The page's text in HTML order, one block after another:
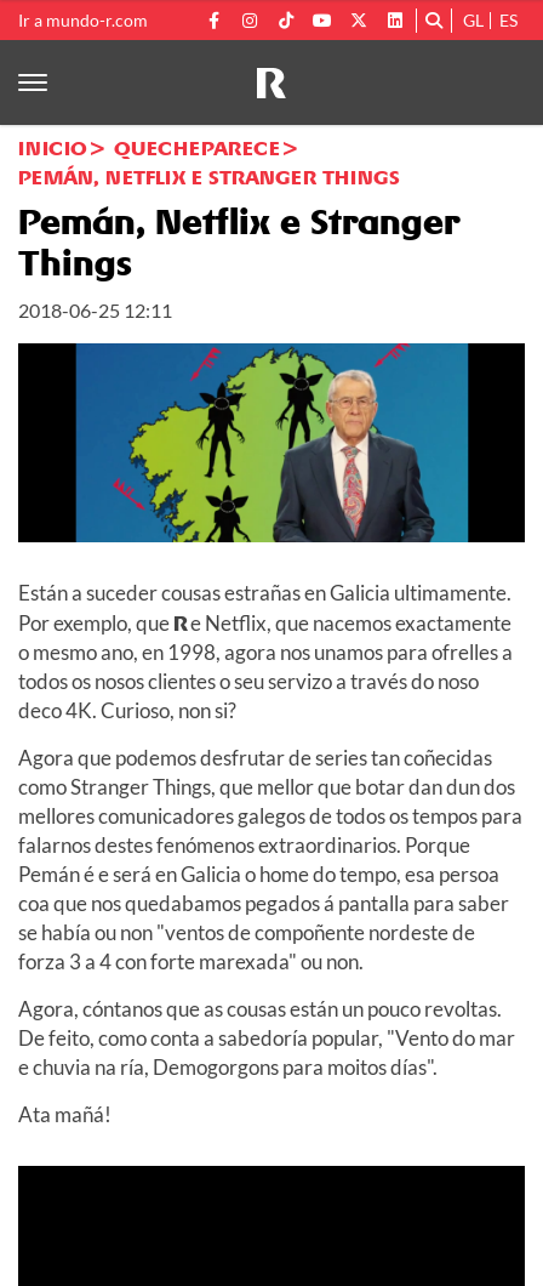
Ir a mundo-r.com GL ES
INICIO
QUECHEPARECE
PEMÁN, NETFLIX E STRANGER THINGS
Pemán, Netflix e Stranger
Things
2018-06-25 12:11
Están a suceder cousas estrañas en Galicia ultimamente.
Por exemplo, queRe Netflix, que nacemos exactamente
o mesmo ano, en 1998, agora nos unamos para ofrelles a
todos os nosos clientes o seu servizo a través do noso
deco 4K. Curioso, non si?
Agora que podemos desfrutar de series tan coñecidas
como Stranger Things, que mellor que botar dan dun dos
mellores comunicadores galegos de todos os tempos para
falarnos destes fenómenos extraordinarios. Porque
Pemán é e será en Galicia o home do tempo, esa persoa
coa que nos quedabamos pegados á pantalla para saber
se había ou non "ventos de compoñente nordeste de
forza 3 a 4 con forte marexada" ou non.
Agora, cóntanos que as cousas están un pouco revoltas.
De feito, como conta a sabedoría popular, "Vento do mar
e chuvia na ría, Demogorgons para moitos días".
Ata mañá!